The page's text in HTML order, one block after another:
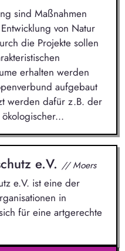
sind Maßnahmen
von Natur
die Projekte sollen
erhalten werden
aufgebaut
werden dafür z.B. der
e.V. // Moers
e.V. ist eine der
in
für eine artgerechte